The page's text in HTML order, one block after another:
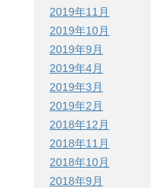
2019年11月
2019年10月
2019年9月
2019年4月
2019年3月
2019年2月
2018年12月
2018年11月
2018年10月
2018年9月